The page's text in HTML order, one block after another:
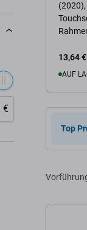
€
(2020),
13,64 €
AUF
Zum
Top